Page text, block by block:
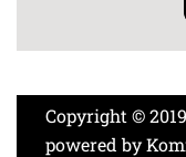
Copyright ©
powered by